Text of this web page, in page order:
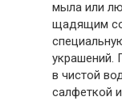
мыла или
щадящим
украшений.
в чистой
салфеткой